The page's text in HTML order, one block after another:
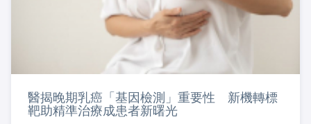
醫揭晚期乳癌「基因檢測」重要性 新機轉標
靶助精準治療成患者新曙光